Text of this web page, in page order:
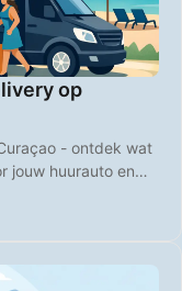
op
- ontdek wat
jouw huurauto en